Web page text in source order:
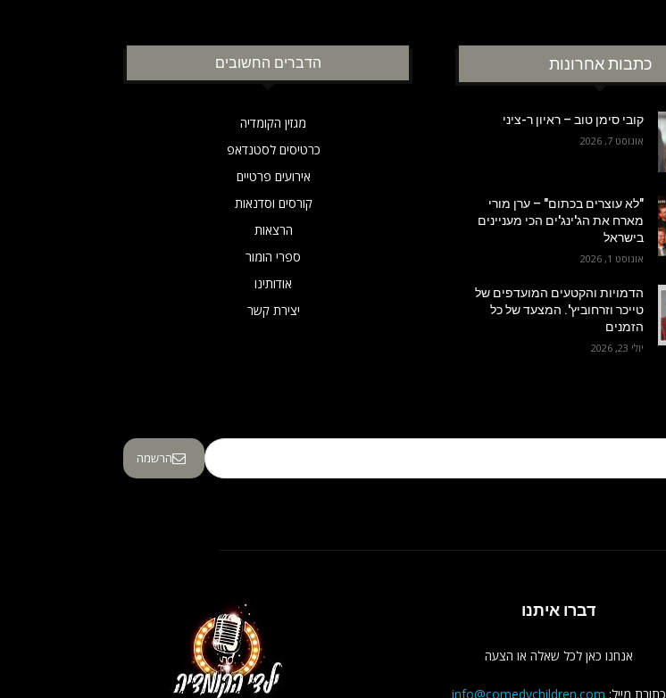
הדברים החשובים
מגזין הקומדיה
כרטיסים לסטנדאפ
אירועים פרטיים
קורסים וסדנאות
הרצאות
ספרי הומור
אודותינו
יצירת קשר
כתבות אחרונות
קובי סימן טוב – ראיון ר-ציני
אוגוסט 7, 2026
"לא עוצרים בכתום" – ערן מורי
מארח את הג'ינג'ים הכי מעניינים
בישראל
אוגוסט 1, 2026
הדמויות והקטעים המועדפים של
טייכר וזרחוביץ'. המצעד של כל
הזמנים
יולי 23, 2026
הרשמה
דברו איתנו
אנחנו כאן לכל שאלה או הצעה
כתובת מייל: info@comedychildren.com